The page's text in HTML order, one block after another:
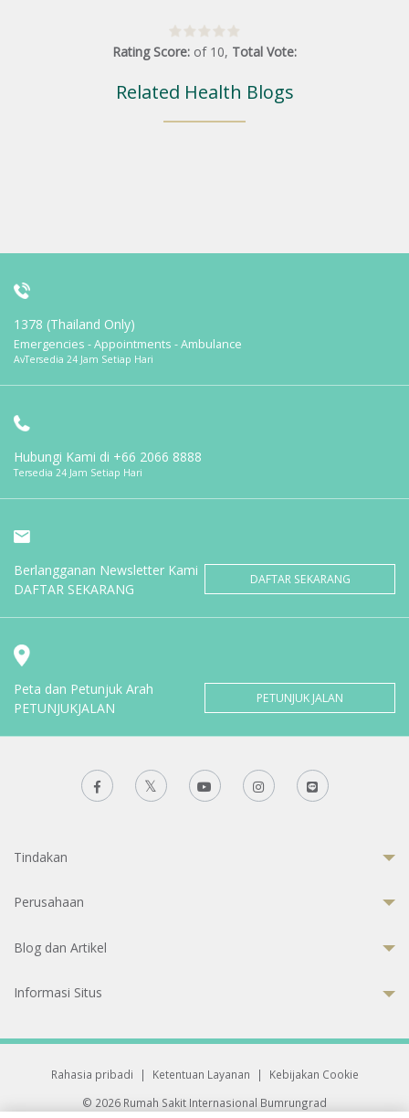
Rating Score: of 10, Total Vote:
Related Health Blogs
1378 (Thailand Only)
Emergencies - Appointments - Ambulance
AvTersedia 24 Jam Setiap Hari
Hubungi Kami di +66 2066 8888
Tersedia 24 Jam Setiap Hari
Berlangganan Newsletter Kami
DAFTAR SEKARANG
DAFTAR SEKARANG
Peta dan Petunjuk Arah
PETUNJUKJALAN
PETUNJUK JALAN
Tindakan
Perusahaan
Blog dan Artikel
Informasi Situs
Rahasia pribadi | Ketentuan Layanan |
Kebijakan Cookie
© 2026 Rumah Sakit Internasional Bumrungrad